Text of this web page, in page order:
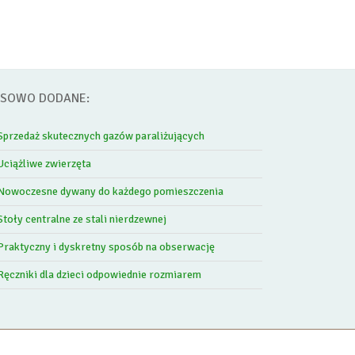
DODANE:
skutecznych gazów paraliżujących
zwierzęta
dywany do każdego pomieszczenia
centralne ze stali nierdzewnej
i dyskretny sposób na obserwację
dla dzieci odpowiednie rozmiarem